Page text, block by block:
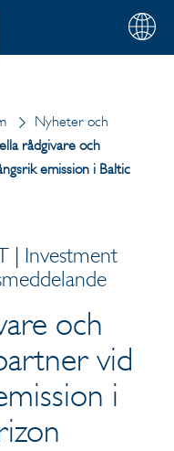
Välj
din
Nyheter och
rådgivare och
emission i Baltic
| Investment
och
vid
i